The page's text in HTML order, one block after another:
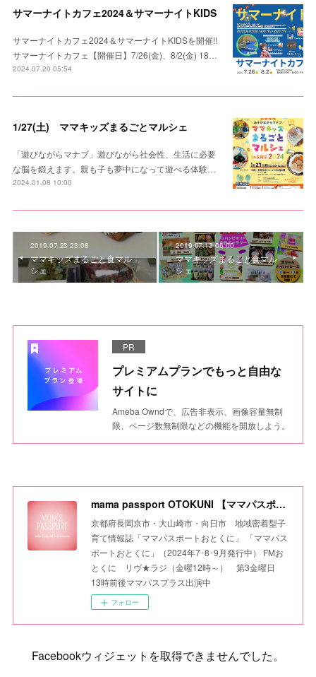
サマーナイトカフェ2024＆サマーナイトKIDS
サマーナイトカフェ2024＆サマーナイトKIDSを開催!!
サマーナイトカフェ【開催日】7/26(金)、8/2(金) 18…
2024.07.20 05:54
1/27(土) ママキッズまるごとマルシェ
「遊びながらマナブ」遊びながら社会性、生活に必要
な脳を鍛えます。親も子も夢中になって遊べる体験…
2024.01.08 10:00
2019.07.23 23:08
ママキッズまるごと食マル
シェ
2019.07.13 06:00
ママキッズまるごと食マル
シェ
PR
プレミアムプランでもっと自由な
サイトに
Ameba Owndで、広告非表示、画像容量無制
限、ページ数無制限などの機能を開放しよう。
mama passport OTOKUNI 【ママパスポートおとくに】
京都府長岡京市・大山崎市・向日市 地域密着型子
育て情報誌「ママパスポートおとくに」 「ママパス
ポートおとくに」（2024年7･8･9月発行中） FMお
とくに リヴ★ラジ（金曜12時～） 第3金曜日
13時前後ママパスプラス出演中
フォロー
Facebookウィジェットを取得できませんでした。